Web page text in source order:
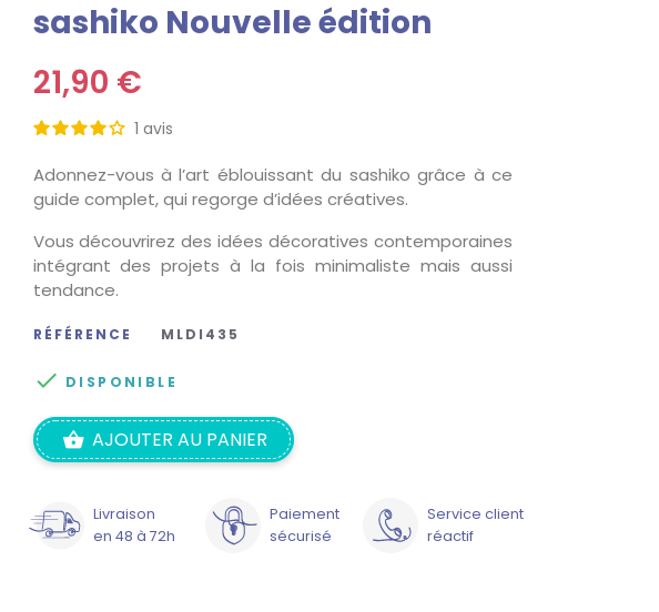
sashiko Nouvelle édition
21,90 €
1 avis
Adonnez-vous à l’art éblouissant du sashiko grâce à ce
guide complet, qui regorge d’idées créatives.
Vous découvrirez des idées décoratives contemporaines
intégrant des projets à la fois minimaliste mais aussi
tendance.
RÉFÉRENCE MLDI435
 DISPONIBLE
AJOUTER AU PANIER
Livraison
en 48 à 72h
Paiement
sécurisé
Service client
réactif